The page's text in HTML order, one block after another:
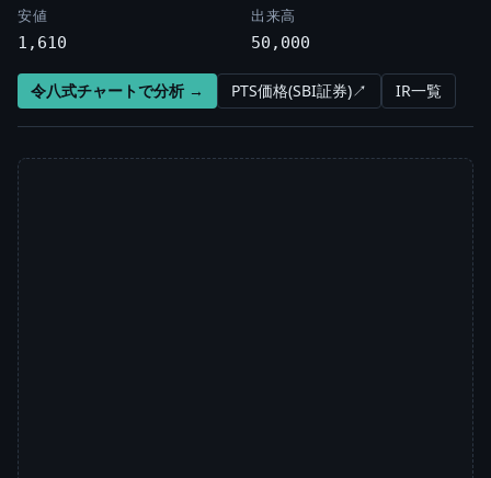
安値
1,610
出来高
50,000
令八式チャートで分析 → PTS価格(SBI証券)↗ IR一覧